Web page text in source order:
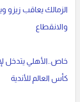
الزمالك يعاقب زيزو
والانقطاع
خاص..الأهلي يتدخل
كأس العالم للأندية